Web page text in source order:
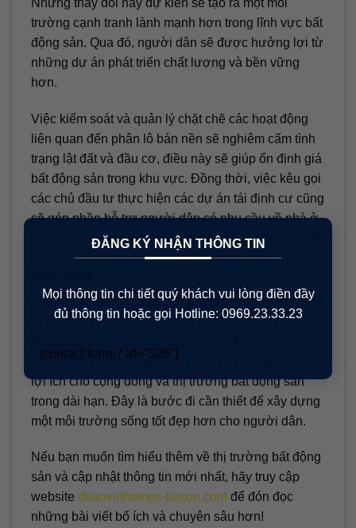
ĐĂNG KÝ NHẬN THÔNG TIN
Mọi thông tin chi tiết quý khách vui lòng điền đầy
đủ thông tin hoặc gọi Hotline: 0969.23.33.23
[contact-form-7 id="526"]
Những thay đổi này dự kiến sẽ tạo ra một môi
trường cạnh tranh lành mạnh hơn trong lĩnh vực bất
động sản. Qua đó, người dân sẽ được hưởng lợi từ
những dự án phát triển chất lượng và bền vững
hơn.
Việc kiểm soát và quản lý chặt chẽ các hoạt động
liên quan đến phân lô bán nền sẽ nghiêm cấm tình
trạng lật đất và đầu cơ, điều này sẽ giúp ổn định giá
bất động sản trong khu vực. Đồng thời, việc kêu gọi
các chủ đầu tư thực hiện các dự án tái định cư cũng
sẽ góp phần hỗ trợ người dân có nhu cầu về nhà ở,
thúc đẩy sự phát triển của thành phố.
Với quy định mới từ UBND thành phố Hồ Chí Minh,
rõ ràng rằng việc phân lô bán nền tại các dự án bất
những thay đổi này được kỳ vọng sẽ mang lại nhiều
lợi ích cho cộng đồng và thị trường bất động sản
trong dài hạn. Đây là bước đi cần thiết để xây dựng
một môi trường sống tốt đẹp hơn cho người dân.
Nếu bạn muốn tìm hiểu thêm về thị trường bất động
sản và cập nhật thông tin mới nhất, hãy truy cập
website duanvinhomes-bason.com để đón đọc
những bài viết bổ ích và chuyên sâu hơn!